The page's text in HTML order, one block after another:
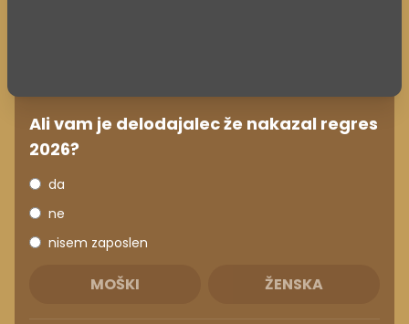
Ali vam je delodajalec že nakazal regres
2026?
da
ne
nisem zaposlen
MOŠKI ŽENSKA